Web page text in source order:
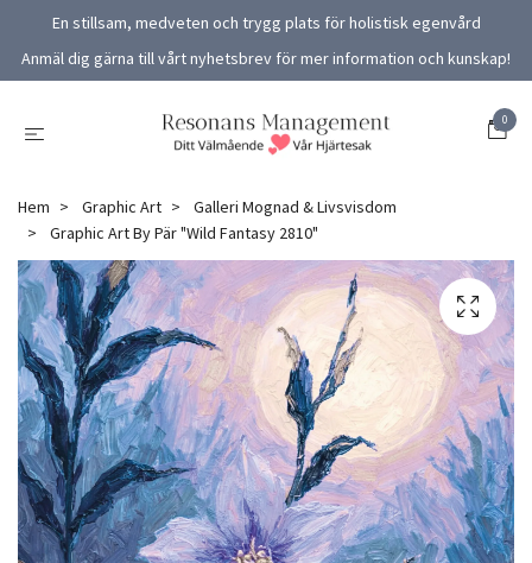
En stillsam, medveten och trygg plats för holistisk egenvård
Anmäl dig gärna till vårt nyhetsbrev för mer information och kunskap!
0
Hem Graphic Art
Galleri Mognad & Livsvisdom
Graphic Art By Pär "Wild Fantasy 2810"